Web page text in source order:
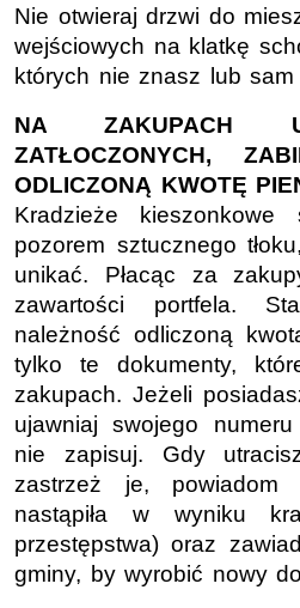
Nie otwieraj drzwi do
wejściowych na klatkę
których nie znasz lub sam
NA ZAKUPACH
ZATŁOCZONYCH,
ODLICZONĄ KWOTĘ
Kradzieże kieszonkowe
pozorem sztucznego
unikać. Płacąc za
zawartości portfela.
należność odliczoną
tylko te dokumenty,
zakupach. Jeżeli
ujawniaj swojego
nie zapisuj. Gdy
zastrzeż je, powiadom
nastąpiła w wyniku
przestępstwa) oraz
gminy, by wyrobić nowy